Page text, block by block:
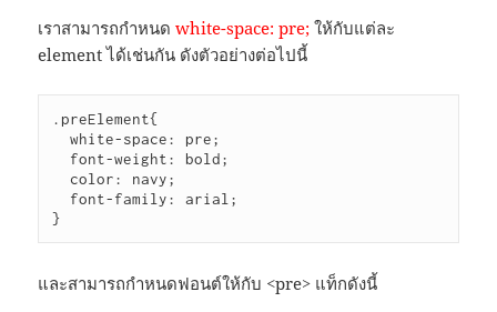
เราสามารถกำหนดwhite-space: pre; ให้กับแต่ละ
element ได้เช่นกัน ดังตัวอย่างต่อไปนี้
.preElement{
  white-space: pre;
}
และสามารถกำหนดฟอนต์ให้กับ <pre> แท็กดังนี้